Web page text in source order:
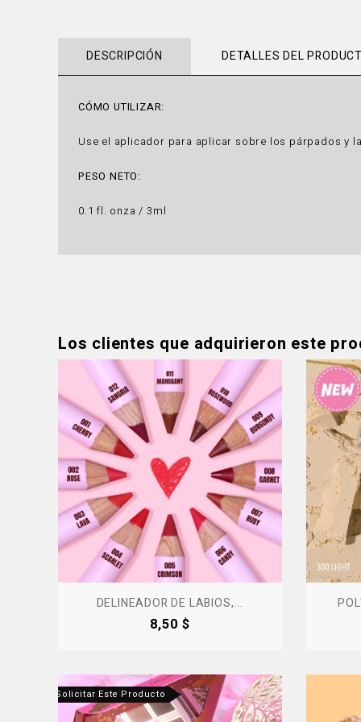
DESCRIPCIÓN DETALLES DEL
CÓMO UTILIZAR:
Use el aplicador para aplicar sobre los párpados y
PESO NETO:
0.1 fl. onza / 3ml
Los clientes que adquirieron este
DELINEADOR DE LABIOS,...
Precio
8,50 $
Para Solicitar Este Producto